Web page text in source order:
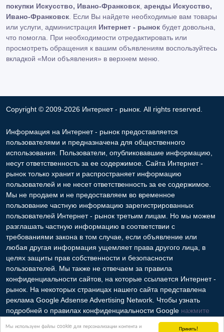
Принять!
Мы используем файлы cookie для персонализации контента и
покупки Искусство, Ивано-Франковск аренды Искусство,
Ивано-Франковск . Если Вы найдете необходимые вам товары
или услуги, администрация Интернет - рынок будет довольна,
что помогла. При необходимости отредактировать или
просмотреть обращения к вашим объявлениям воспользуйтесь
вкладкой «Мои объявления» в верхнем меню.
Copyright © 2009-2026 Интернет - рынок. All rights reserved.
Информация на Интернет - рынок предоставляется
пользователями и предназначена для общественного
использования. Пользователи, опубликовавшие информацию,
несут ответственность за ее содержимое. Сайта Интернет -
рынок только хранит и распространяет информацию
пользователей и не несет ответственность за ее содержимое.
Мы не продаем и не предоставляем во временное
пользование частную информацию зарегистрированных
пользователей Интернет - рынок третьим лицам. Но мы можем
разглашать частную информацию в соответствии с
требованиями закона в том случае, если объявление или
любая другая информация ущемляет права другого лица, в
целях защиты прав собственности и безопасности
пользователей. Мы также не отвечаем за правила
конфиденциальности сайтов, на которые ссылается Интернет -
рынок. На некоторых страницах нашего сайта представлена
реклама Google Adsense Advertising Network. Чтобы узнать
подробней о правилах конфиденциальности Google нажмите